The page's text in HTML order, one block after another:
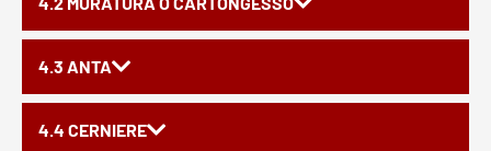
4.3 ANTA
4.4 CERNIERE